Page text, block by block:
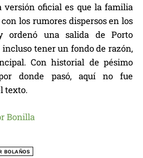
versión oficial es que la familia
los rumores dispersos en los
ordenó una salida de Porto
tener un fondo de razón,
Con historial de pésimo
donde pasó, aquí no fue
texto.
Bonilla
BOLAÑOS